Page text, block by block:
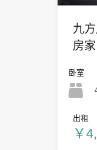
九
房
卧室
出租
￥